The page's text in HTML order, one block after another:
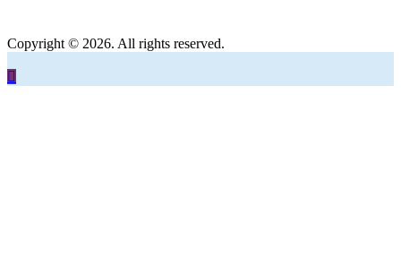
Copyright © 2026. All rights reserved.